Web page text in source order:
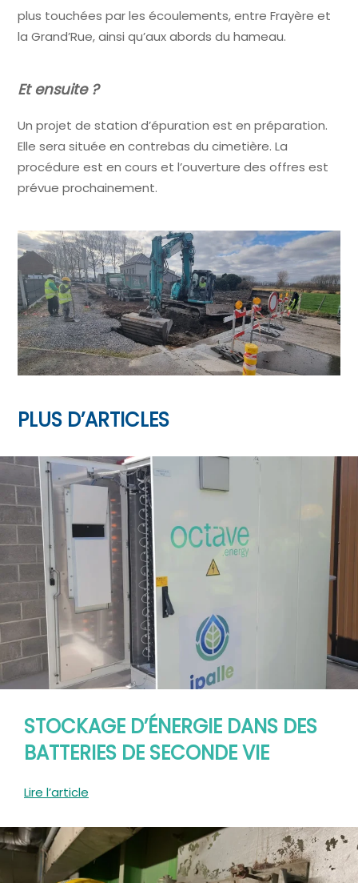
plus touchées par les écoulements, entre Frayère et
la Grand’Rue, ainsi qu’aux abords du hameau.
Et ensuite ?
Un projet de station d’épuration est en préparation.
Elle sera située en contrebas du cimetière. La
procédure est en cours et l’ouverture des offres est
prévue prochainement.
PLUS D’ARTICLES
STOCKAGE D’ÉNERGIE DANS DES
BATTERIES DE SECONDE VIE
Lire l’article